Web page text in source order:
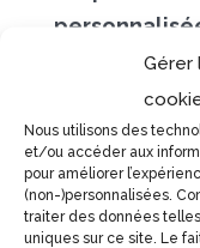
Gérer
Nous utilisons des
et/ou accéder aux
pour améliorer
(non-)personnalisées.
traiter des données
uniques sur ce site. Le
essentielle
besoins,
définir le
adapté à